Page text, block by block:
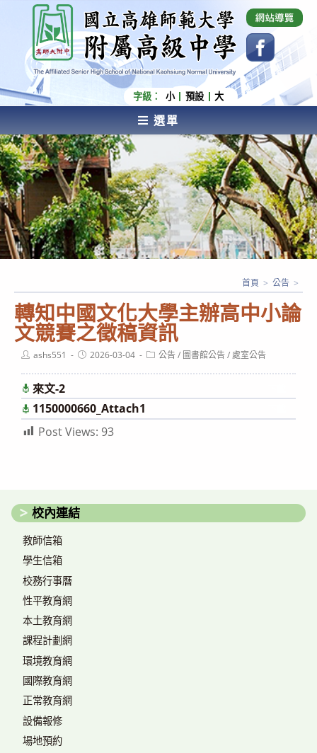
內
容
國立高雄師範大學附屬高級中學 Affiliated Senior
High School of National Kaohsiung Normal
University
字級： 小 預設 大
選單
AFFILIATED SENIOR HIGH SCHOOL OF NATIONAL
KAOHSIUNG NORMAL UNIVERSITY
轉知中國文化大學主辦高中小論
文競賽之徵稿資訊
首頁 > 公告 >
Postashs551
Post2026-03-04
Post公告/ 圖書館公告/處室公告
來文-2
1150000660_Attach1
Post Views: 93
校內連結
教師信箱
學生信箱
校務行事曆
性平教育網
本土教育網
課程計劃網
環境教育網
國際教育網
正常教育網
設備報修
場地預約